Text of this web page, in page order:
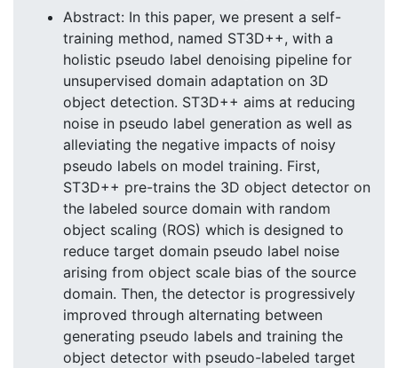
Abstract: In this paper, we present a self-
training method, named ST3D++, with a
holistic pseudo label denoising pipeline for
unsupervised domain adaptation on 3D
object detection. ST3D++ aims at reducing
noise in pseudo label generation as well as
alleviating the negative impacts of noisy
pseudo labels on model training. First,
ST3D++ pre-trains the 3D object detector on
the labeled source domain with random
object scaling (ROS) which is designed to
reduce target domain pseudo label noise
arising from object scale bias of the source
domain. Then, the detector is progressively
improved through alternating between
generating pseudo labels and training the
object detector with pseudo-labeled target